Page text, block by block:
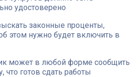
удостоверено
законные проценты,
этом нужно будет включить в
может в любой форме сообщить
что готов сдать работы